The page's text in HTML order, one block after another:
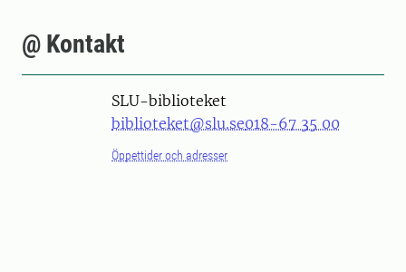
@ Kontakt
SLU-biblioteket
biblioteket@slu.se018-67 35 00
Öppettider och adresser